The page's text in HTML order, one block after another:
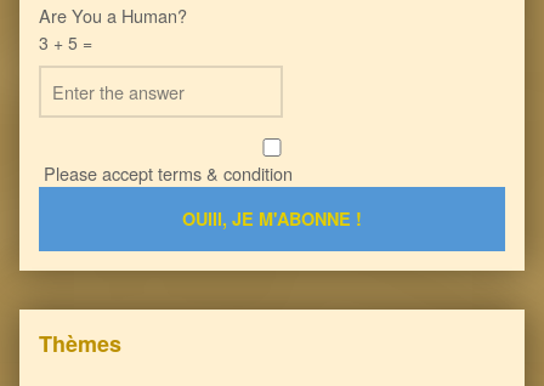
Are You a Human?
3 + 5 =
Please accept terms & condition
Thèmes